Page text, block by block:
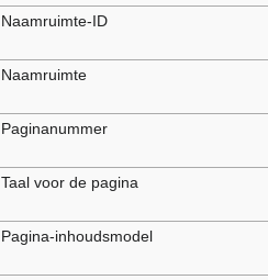
Naamruimte-ID
Naamruimte
Paginanummer
Taal voor de pagina
Pagina-inhoudsmodel